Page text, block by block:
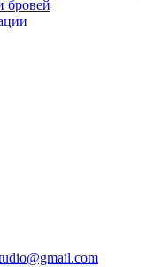
бровей